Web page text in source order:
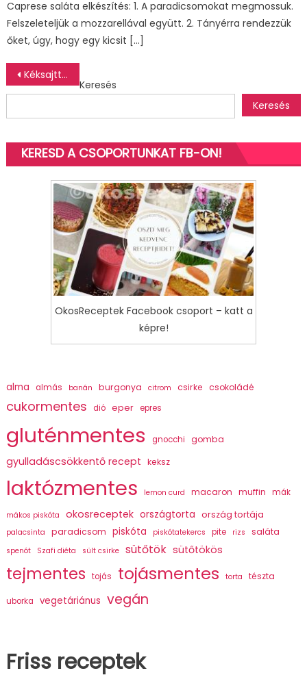
Caprese saláta elkészítés: 1. A paradicsomokat megmossuk.
Felszeleteljük a mozzarellával együtt. 2. Tányérra rendezzük
őket, úgy, hogy egy kicsit […]
Bejegyzés
navigáció
Kéksajttal töltött körte
Keresés
Keresés
KERESD A CSOPORTUNKAT FB-ON!
OkosReceptek Facebook csoport – katt a
képre!
alma almás banán burgonya citrom csirke csokoládé
cukormentes dió eper epres
gluténmentes gnocchi gomba
gyulladáscsökkentő recept keksz
laktózmentes lemon curd macaron muffin mák
mákos piskóta okosreceptek országtorta ország tortája
palacsinta paradicsom piskóta piskótatekercs pite rizs saláta
spenót Szafi diéta sült csirke sütőtök sütőtökös
tejmentes tojás tojásmentes torta tészta
uborka vegetáriánus vegán
Friss receptek